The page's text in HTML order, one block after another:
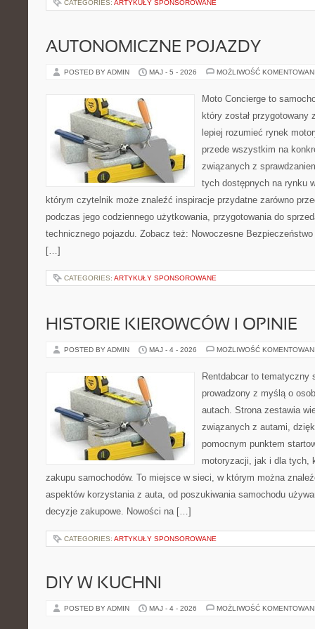
CATEGORIES: ARTYKUŁY SPONSOROWANE
AUTONOMICZNE POJAZDY
POSTED BY ADMIN MAJ - 5 - 2026 MOŻLIWOŚĆ
Moto Concierge to
który został
lepiej rozumieć rynek
przede wszystkim na
związanych z
tych dostępnych na rynku
którym czytelnik może znaleźć inspiracje przydatne zarówno
podczas jego codziennego użytkowania, przygotowania do
technicznego pojazdu. Zobacz też: Nowoczesne
[…]
CATEGORIES: ARTYKUŁY SPONSOROWANE
HISTORIE KIEROWCÓW I OPINIE
POSTED BY ADMIN MAJ - 4 - 2026 MOŻLIWOŚĆ
Rentdabcar to tematyczny
prowadzony z myślą o
autach. Strona zestawia
związanych z autami,
pomocnym punktem
motoryzacji, jak i dla tych,
zakupu samochodów. To miejsce w sieci, w którym można
aspektów korzystania z auta, od poszukiwania samochodu
decyzje zakupowe. Nowości na […]
CATEGORIES: ARTYKUŁY SPONSOROWANE
DIY W KUCHNI
POSTED BY ADMIN MAJ - 4 - 2026 MOŻLIWOŚĆ